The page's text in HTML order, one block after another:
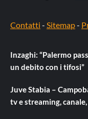
Contatti - Sitemap-
Inzaghi: “Palermo
un debito con i tifosi”
Juve Stabia –
tv e streaming,